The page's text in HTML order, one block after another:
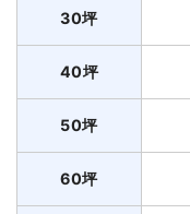
30坪
40坪
50坪
60坪